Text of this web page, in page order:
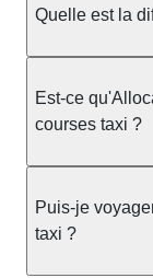
taxi berline
ou nombreux,
au chauffeur"
pas impacté
Quelle est la
prendre en
station ou sur
réservation et
l'avance. Chez
taxi.
Est-ce
courses taxi ?
officiel : il
Puis-je
taxi ?